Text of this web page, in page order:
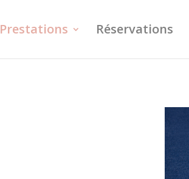
Prestations Réservations